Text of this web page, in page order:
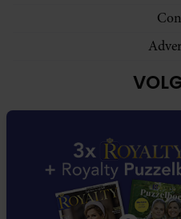
Royalty participeert in diverse affiliate